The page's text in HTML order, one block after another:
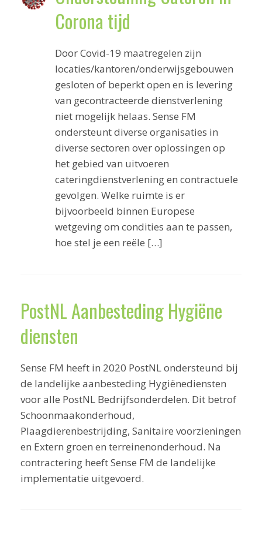
Corona tijd
Door Covid-19 maatregelen zijn
locaties/kantoren/onderwijsgebouwen
gesloten of beperkt open en is levering
van gecontracteerde dienstverlening
niet mogelijk helaas. Sense FM
ondersteunt diverse organisaties in
diverse sectoren over oplossingen op
het gebied van uitvoeren
cateringdienstverlening en contractuele
gevolgen. Welke ruimte is er
bijvoorbeeld binnen Europese
wetgeving om condities aan te passen,
hoe stel je een reële […]
PostNL Aanbesteding Hygiëne
diensten
Sense FM heeft in 2020 PostNL ondersteund bij
de landelijke aanbesteding Hygiënediensten
voor alle PostNL Bedrijfsonderdelen. Dit betrof
Schoonmaakonderhoud,
Plaagdierenbestrijding, Sanitaire voorzieningen
en Extern groen en terreinenonderhoud. Na
contractering heeft Sense FM de landelijke
implementatie uitgevoerd.